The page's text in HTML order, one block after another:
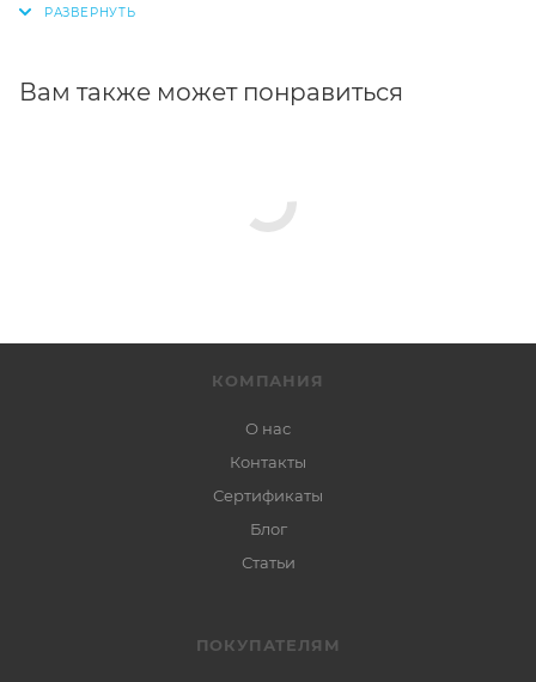
Вам также может понравиться
КОМПАНИЯ
О нас
Контакты
Сертификаты
Блог
Статьи
ПОКУПАТЕЛЯМ